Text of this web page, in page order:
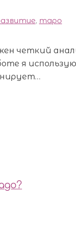
, таро
четкий
я